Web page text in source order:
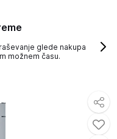
glede nakupa
možnem času.